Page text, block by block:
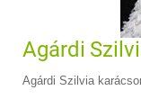
Agárdi
Agárdi Szilvia